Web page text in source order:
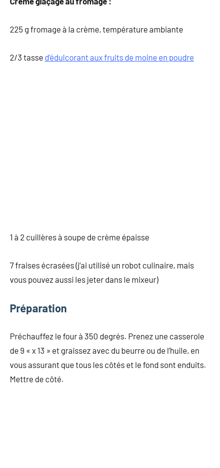
225 g fromage à la crème, température ambiante
2/3 tasse d’édulcorant aux fruits de moine en poudre
1 à 2 cuillères à soupe de crème épaisse
7 fraises écrasées (j’ai utilisé un robot culinaire, mais
vous pouvez aussi les jeter dans le mixeur)
Préparation
Préchauffez le four à 350 degrés. Prenez une casserole
de 9 « x 13 » et graissez avec du beurre ou de l’huile, en
vous assurant que tous les côtés et le fond sont enduits.
Mettre de côté.